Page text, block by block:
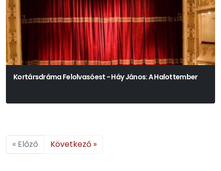
Kortársdráma Felolvasóest - Háy János: A Halottember
« Előző Következő »